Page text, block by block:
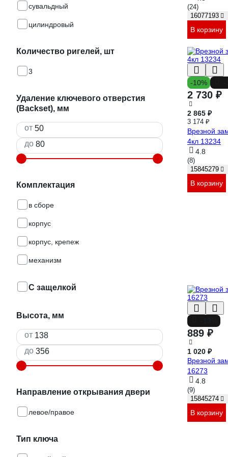
сувальдный
цилиндровый
Количество ригелей, шт
3
Удаление ключевого отверстия
(Backset), мм
от
до
Комплектация
в сборе
корпус
корпус, крепеж
механизм
С защелкой
Высота, мм
от
до
Направление открывания двери
левое/правое
Тип ключа
(24)
16077193
В корзину
-10%
2 730 ₽
2 865 ₽
3 174 ₽
Врезной
4кл 13234
4.8
(8)
15845279
В корзину
889 ₽
1 020 ₽
Врезной
16273
4.8
(9)
15845274
В корзину